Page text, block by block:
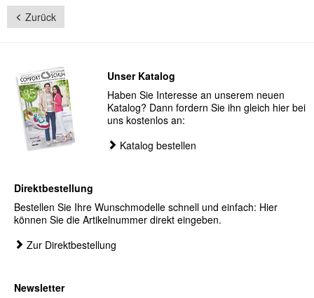
Zurück
Unser Katalog
Haben Sie Interesse an unserem neuen
Katalog? Dann fordern Sie ihn gleich hier bei
uns kostenlos an:
Katalog bestellen
Direktbestellung
Bestellen Sie Ihre Wunschmodelle schnell und einfach: Hier
können Sie die Artikelnummer direkt eingeben.
Zur Direktbestellung
Newsletter